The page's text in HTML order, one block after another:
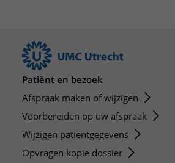
Patiënt en bezoek
Afspraak maken of wijzigen
Voorbereiden op uw afspraak
Wijzigen patiëntgegevens
Opvragen kopie dossier